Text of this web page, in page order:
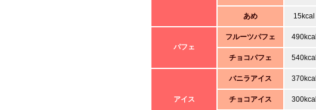
あめ 15kcal
パフェ
フルーツパフェ 490kcal
チョコパフェ 540kcal
アイス
バニラアイス 370kcal
チョコアイス 300kcal